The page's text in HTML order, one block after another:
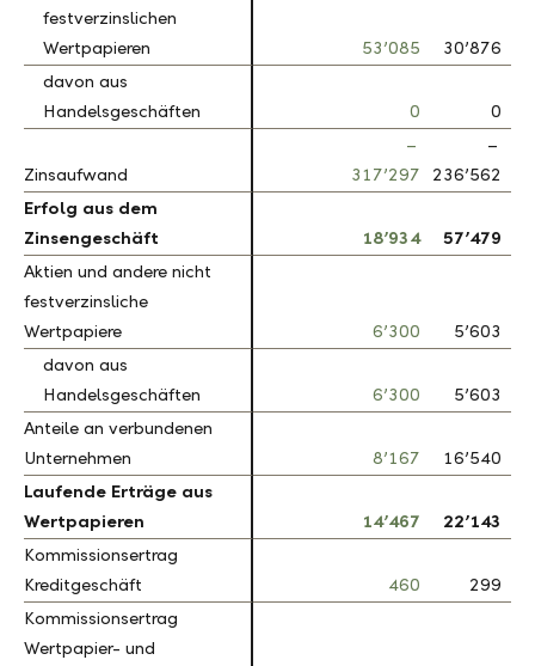
festverzinslichen
Wertpapieren
53’085 30’876
davon aus
Handelsgeschäften
0 0
Zinsaufwand
–
317’297
–
236’562
Erfolg aus dem
Zinsengeschäft
18’934 57’479
Aktien und andere nicht
festverzinsliche
Wertpapiere
6’300 5’603
davon aus
Handelsgeschäften
6’300 5’603
Anteile an verbundenen
Unternehmen
8’167 16’540
Laufende Erträge aus
Wertpapieren
14’467 22’143
Kommissionsertrag
Kreditgeschäft
460 299
Kommissionsertrag
Wertpapier- und
festverzinslichen
Wertpapieren
davon aus
Handelsgeschäften
Zinsaufwand
Erfolg aus dem
Zinsengeschäft
Aktien und andere nicht
festverzinsliche
Wertpapiere
davon aus
Handelsgeschäften
Anteile an verbundenen
Unternehmen
Laufende Erträge aus
Wertpapieren
Kommissionsertrag
Kreditgeschäft
Kommissionsertrag
Wertpapier- und